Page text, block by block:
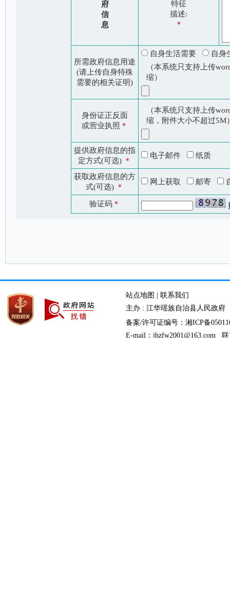
府
信
息
特征
描述:
＊
所需政府信息用途
(请上传自身特殊
需要的相关证明)
自身生活需要
自
（本系统只支持上传
缩）
身份证正反面
或营业执照 ＊
（本系统只支持上传
缩，附件大小不超过5M
提供政府信息的指
定方式(可选) ＊
电子邮件 纸质
获取政府信息的方
式(可选) ＊
网上获取 邮寄
验证码 ＊